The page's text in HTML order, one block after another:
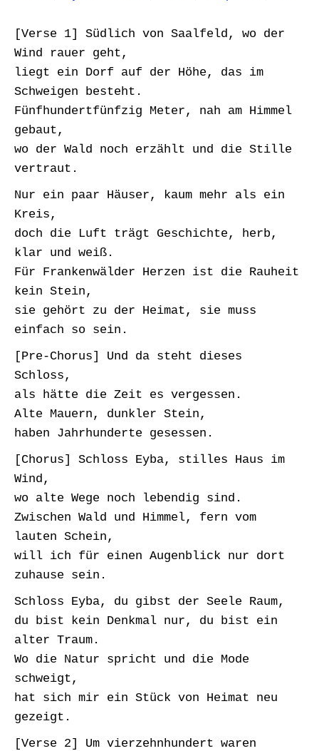
[Verse 1] Südlich von Saalfeld, wo der
Wind rauer geht,
liegt ein Dorf auf der Höhe, das im
Schweigen besteht.
Fünfhundertfünfzig Meter, nah am Himmel
gebaut,
wo der Wald noch erzählt und die Stille
vertraut.
Nur ein paar Häuser, kaum mehr als ein
Kreis,
doch die Luft trägt Geschichte, herb,
klar und weiß.
Für Frankenwälder Herzen ist die Rauheit
kein Stein,
sie gehört zu der Heimat, sie muss
einfach so sein.
[Pre-Chorus] Und da steht dieses
Schloss,
als hätte die Zeit es vergessen.
Alte Mauern, dunkler Stein,
haben Jahrhunderte gesessen.
[Chorus] Schloss Eyba, stilles Haus im
Wind,
wo alte Wege noch lebendig sind.
Zwischen Wald und Himmel, fern vom
lauten Schein,
will ich für einen Augenblick nur dort
zuhause sein.
Schloss Eyba, du gibst der Seele Raum,
du bist kein Denkmal nur, du bist ein
alter Traum.
Wo die Natur spricht und die Mode
schweigt,
hat sich mir ein Stück von Heimat neu
gezeigt.
[Verse 2] Um vierzehnhundert waren